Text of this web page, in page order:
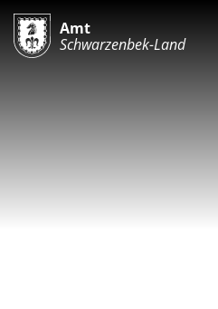
Amt
Schwarzenbek-Land